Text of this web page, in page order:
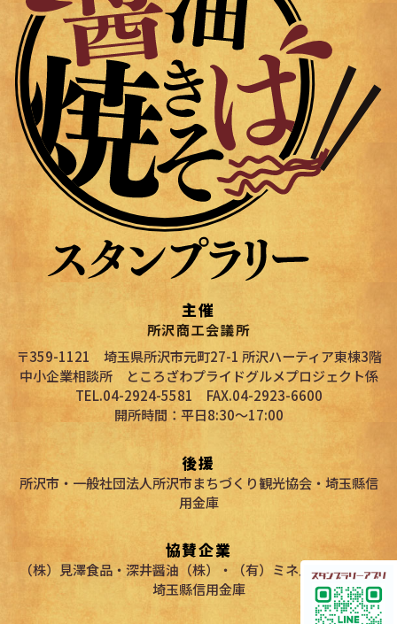
主催
所沢商工会議所
〒359-1121 埼玉県所沢市元町27-1 所沢ハーティア東棟3階
中小企業相談所 ところざわプライドグルメプロジェクト係
TEL.04-2924-5581 FAX.04-2923-6600
開所時間：平日8:30～17:00
後援
所沢市・一般社団法人所沢市まちづくり観光協会・埼玉縣信
用金庫
協賛企業
（株）見澤食品・深井醤油（株）・（有）ミネ五十子印刷・
埼玉縣信用金庫